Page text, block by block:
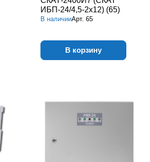
ИБП-24/4,5-2x12) (65)
В наличииАрт. 65
В корзину